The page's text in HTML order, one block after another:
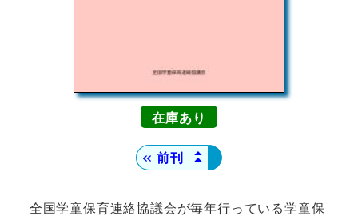
在庫
＜＜ 前刊
▲
▲
全国学童保育連絡協議会が毎年行っている学童保